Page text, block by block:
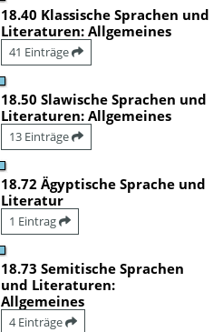
18.40 Klassische Sprachen und
Literaturen: Allgemeines
41 Einträge
18.50 Slawische Sprachen und
Literaturen: Allgemeines
13 Einträge
18.72 Ägyptische Sprache und
Literatur
1 Eintrag
18.73 Semitische Sprachen
und Literaturen:
Allgemeines
4 Einträge